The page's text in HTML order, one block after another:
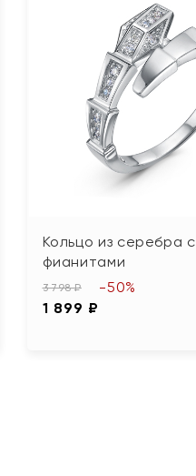
Кольцо из серебра с
фианитами
3 798 ₽
1 899 ₽
-50%